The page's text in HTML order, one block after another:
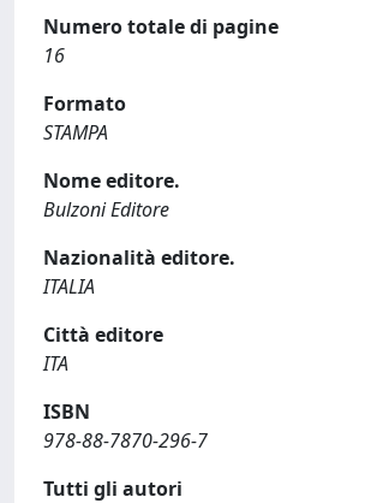
Numero totale di pagine
16
Formato
STAMPA
Nome editore.
Bulzoni Editore
Nazionalità editore.
ITALIA
Città editore
ITA
ISBN
978-88-7870-296-7
Tutti gli autori